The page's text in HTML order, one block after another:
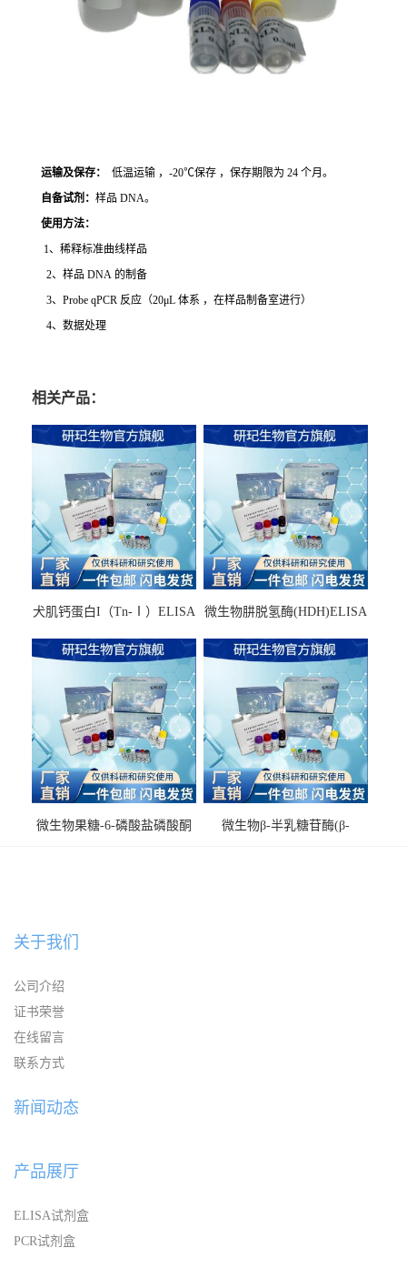
运输及保存：
低温运输 ，-20℃保存 ，保存期限为 24 个月。
自备试剂： 样品 DNA。
使用方法：
1、稀释标准曲线样品
2、样品 DNA 的制备
3、Probe qPCR 反应（20μL 体系 ，在样品制备室进行）
4、数据处理
相关产品：
犬肌钙蛋白I（Tn-Ⅰ）ELISA
微生物肼脱氢酶(HDH)ELISA
微生物果糖-6-磷酸盐磷酸酮
微生物β-半乳糖苷酶(β-
关于我们
公司介绍
证书荣誉
在线留言
联系方式
新闻动态
产品展厅
ELISA试剂盒
PCR试剂盒